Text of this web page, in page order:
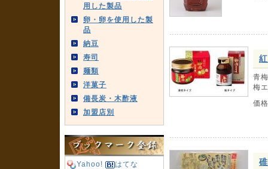
用した製品
卵・卵を使用した製
品
納豆
寿司
麺類
洋菓子
備長炭・木酢液
加盟店別
Yahoo!
はてな
青
梅
価格